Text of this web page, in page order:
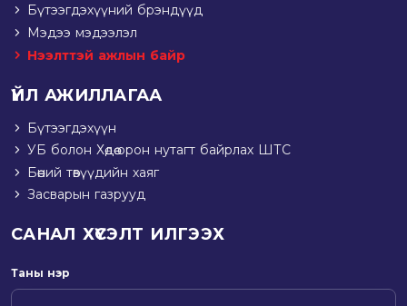
Бүтээгдэхүүний брэндүүд
Мэдээ мэдээлэл
Нээлттэй ажлын байр
ҮЙЛ АЖИЛЛАГАА
Бүтээгдэхүүн
УБ болон Хөдөө орон нутагт байрлах ШТС
Бөөний төвүүдийн хаяг
Засварын газрууд
САНАЛ ХҮСЭЛТ ИЛГЭЭХ
Таны нэр